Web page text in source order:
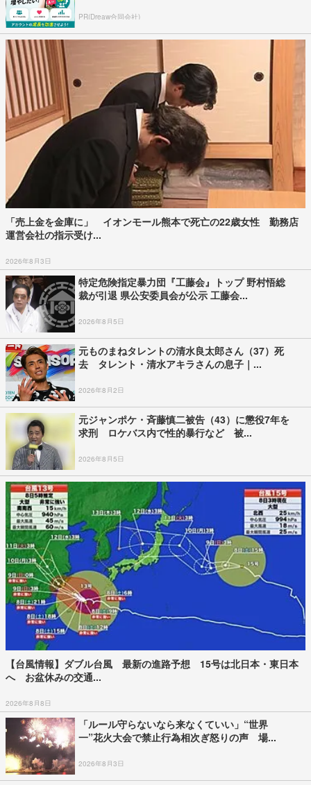
PR(Dreaw合同会社)
「売上金を金庫に」 イオンモール熊本で死亡の22歳女性 勤務店
運営会社の指示受け...
2026年8月3日
特定危険指定暴力団『工藤会』トップ 野村悟総
裁が引退 県公安委員会が公示 工藤会...
2026年8月5日
元ものまねタレントの清水良太郎さん（37）死
去 タレント・清水アキラさんの息子｜...
2026年8月2日
元ジャンポケ・斉藤慎二被告（43）に懲役7年を
求刑 ロケバス内で性的暴行など 被...
2026年8月5日
【台風情報】ダブル台風 最新の進路予想 15号は北日本・東日本
へ お盆休みの交通...
2026年8月8日
「ルール守らないなら来なくていい」“世界
一”花火大会で禁止行為相次ぎ怒りの声 場...
2026年8月3日